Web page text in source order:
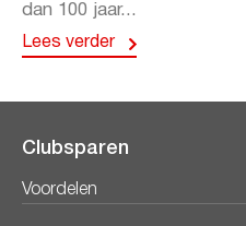
dan 100 jaar...
Lees verder
Clubsparen
Voordelen